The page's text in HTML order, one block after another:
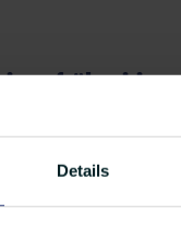
Details
frühzeitig
heißt, möglichst
Konflikte